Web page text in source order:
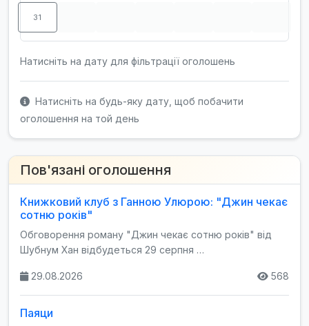
31
Натисніть на дату для фільтрації оголошень
Натисніть на будь-яку дату, щоб побачити
оголошення на той день
Пов'язані оголошення
Книжковий клуб з Ганною Улюрою: "Джин чекає
сотню років"
Обговорення роману "Джин чекає сотню років" від
Шубнум Хан відбудеться 29 серпня …
29.08.2026 568
Паяци